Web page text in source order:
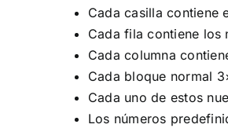
Cada casilla contiene
Cada fila contiene los
Cada columna
Cada bloque normal
Cada uno de estos
Los números